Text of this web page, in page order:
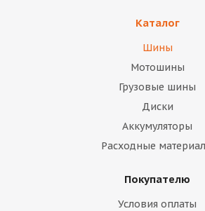
Каталог
Шины
Мотошины
Грузовые шины
Диски
Аккумуляторы
Расходные
Покупателю
Условия оплаты